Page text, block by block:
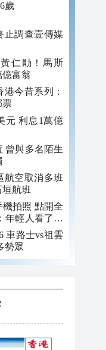
歲
止調查壹傳媒
仁勛！馬斯
富翁
今昔系列：
票
元 利息1萬億
曾與多名陌生
航空取消多班
航班
拍照 點開全
年輕人看了都
車路士vs祖雲
勢眾